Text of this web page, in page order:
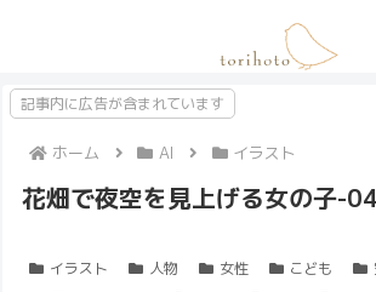
記事内に広告が含まれています
ホーム AI イラスト
花畑で夜空を見上げる女の子-
イラスト 人物 女性 こども